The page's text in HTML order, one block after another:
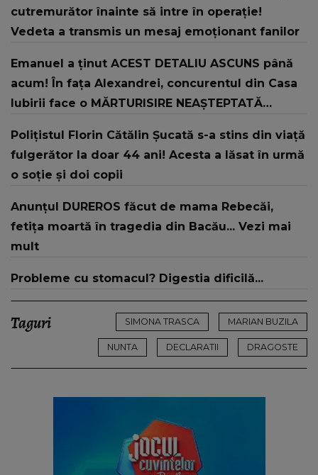
cutremurător înainte să intre în operație!
Vedeta a transmis un mesaj emoționant fanilor
Emanuel a ținut ACEST DETALIU ASCUNS până
acum! În fața Alexandrei, concurentul din Casa
Iubirii face o MĂRTURISIRE NEAȘTEPTATĂ
te iubesc pentru că..."
Polițistul Florin Cătălin Șucată s-a stins din viață
fulgerător la doar 44 ani! Acesta a lăsat în urmă
o soție și doi copii
Anunțul DUREROS făcut de mama Rebecăi,
fetița moartă în tragedia din Bacău... Vezi mai
mult
Probleme cu stomacul? Digestia dificilă...
Taguri SIMONA TRASCA MARIAN BUZILA
NUNTA DECLARATII DRAGOSTE